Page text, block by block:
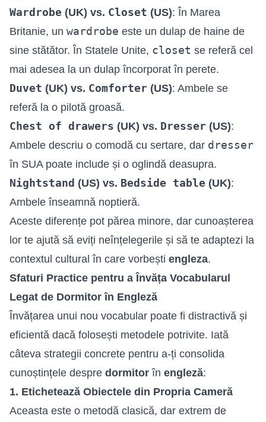
Wardrobe (UK) vs. Closet (US): În Marea
Britanie, un wardrobe este un dulap de haine de
sine stătător. În Statele Unite, closet se referă cel
mai adesea la un dulap încorporat în perete.
Duvet (UK) vs. Comforter (US): Ambele se
referă la o pilotă groasă.
Chest of drawers (UK) vs. Dresser (US):
Ambele descriu o comodă cu sertare, dar dresser
în SUA poate include și o oglindă deasupra.
Nightstand (US) vs. Bedside table (UK):
Ambele înseamnă noptieră.
Aceste diferențe pot părea minore, dar cunoașterea
lor te ajută să eviți neînțelegerile și să te adaptezi la
contextul cultural în care vorbești engleza.
Sfaturi Practice pentru a Învăța Vocabularul
Legat de Dormitor în Engleză
Învățarea unui nou vocabular poate fi distractivă și
eficientă dacă folosești metodele potrivite. Iată
câteva strategii concrete pentru a-ți consolida
cunoștințele despre dormitor în engleză:
1. Etichetează Obiectele din Propria Cameră
Aceasta este o metodă clasică, dar extrem de